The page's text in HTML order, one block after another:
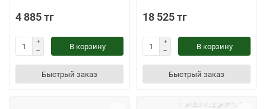
4 885 тг
В корзину
Быстрый заказ
18 525 тг
В корзину
Быстрый заказ